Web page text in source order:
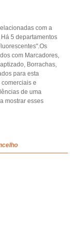
com a
5 departamentos
com Marcadores,
Borrachas,
para esta
e
de uma
mostrar esses